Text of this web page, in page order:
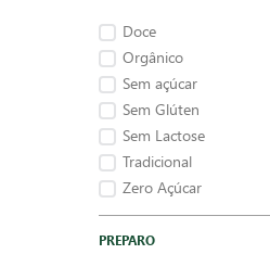
Doce
Orgânico
Sem açúcar
Sem Glúten
Sem Lactose
Tradicional
Zero Açúcar
PREPARO